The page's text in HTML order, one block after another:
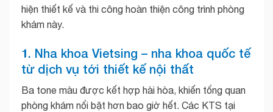
hiện thiết kế và thi công hoàn thiện công trình phòng
khám này.
1. Nha khoa Vietsing – nha khoa quốc tế
từ dịch vụ tới thiết kế nội thất
Ba tone màu được kết hợp hài hòa, khiến tổng quan
phòng khám nổi bật hơn bao giờ hết. Các KTS tại